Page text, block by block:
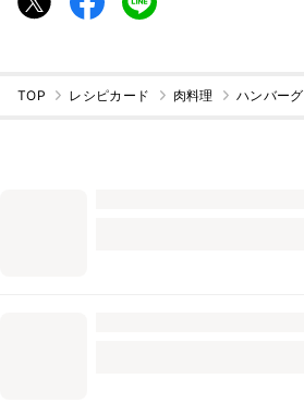
TOP レシピカード 肉料理 ハンバーグ